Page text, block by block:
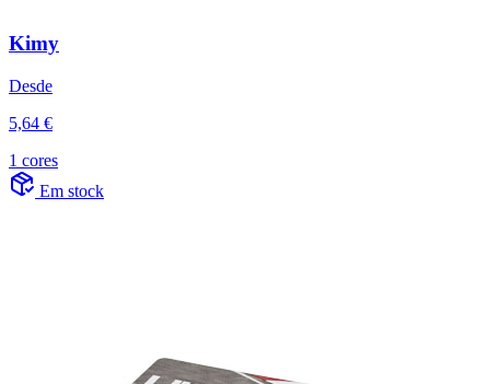
Kimy
Desde
5,64 €
1 cores
Em stock